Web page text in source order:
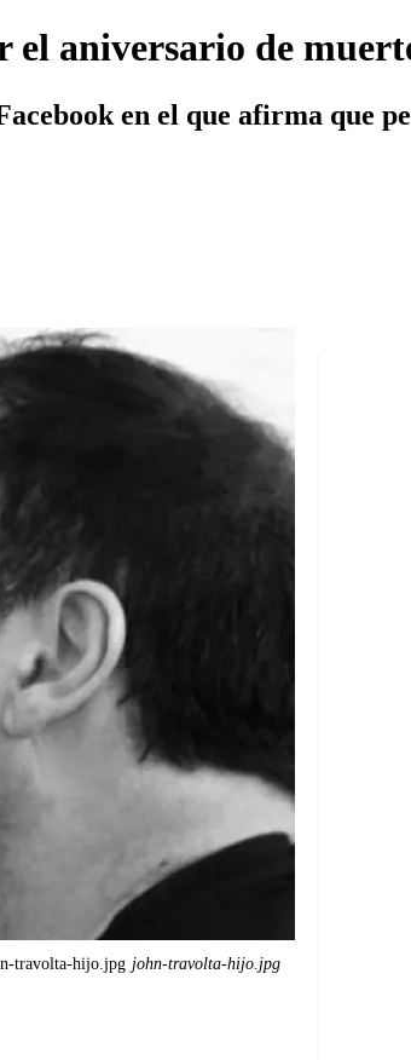
aniversario de
en el que afirma que
travolta-hijo.jpg john-travolta-hijo.jpg